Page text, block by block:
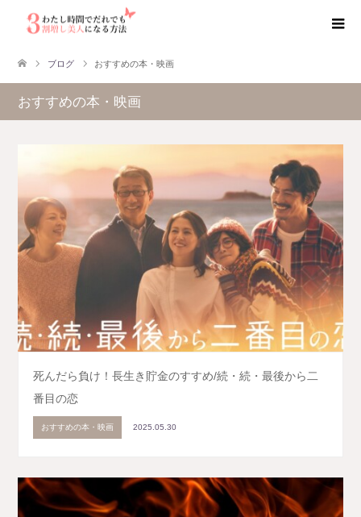
ブログ おすすめの本・映画
おすすめの本・映画
死んだら負け！長生き貯金のすすめ/続・続・最後から二
番目の恋
おすすめの本・映画 2025.05.30